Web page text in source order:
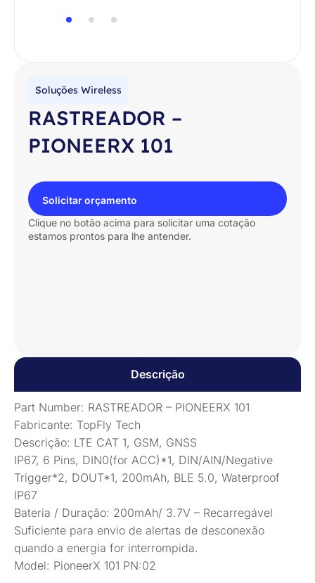
Soluções Wireless
RASTREADOR –
PIONEERX 101
Solicitar orçamento
Clique no botão acima para solicitar uma cotação
estamos prontos para lhe antender.
Descrição
Part Number: RASTREADOR – PIONEERX 101
Fabricante: TopFly Tech
Descrição: LTE CAT 1, GSM, GNSS
IP67, 6 Pins, DIN0(for ACC)*1, DIN/AIN/Negative
Trigger*2, DOUT*1, 200mAh, BLE 5.0, Waterproof
IP67
Bateria / Duração: 200mAh/ 3.7V – Recarregável
Suficiente para envio de alertas de desconexão
quando a energia for interrompida.
Model: PioneerX 101 PN:02